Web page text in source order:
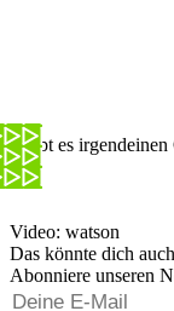
«Gibt es
Video: watson
Das könnte dich
Abonniere unseren